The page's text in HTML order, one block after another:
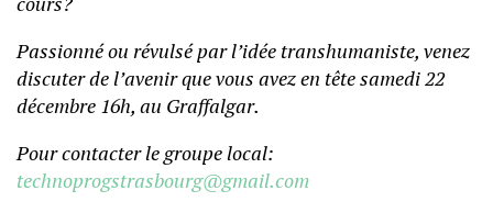
Passionné ou révulsé par l’idée transhumaniste, venez
discuter de l’avenir que vous avez en tête samedi 22
décembre 16h, au Graffalgar.
Pour contacter le groupe local:
technoprogstrasbourg@gmail.com